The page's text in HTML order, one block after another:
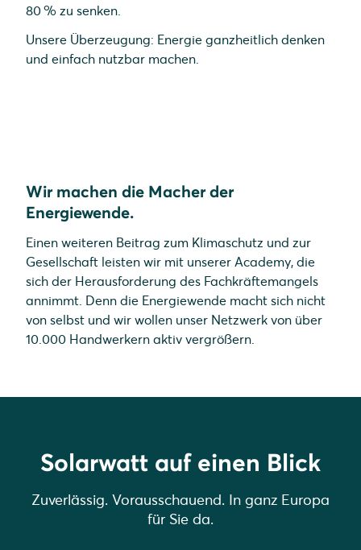
80 % zu senken.
Unsere Überzeugung: Energie ganzheitlich denken
und einfach nutzbar machen.
Wir machen die Macher der
Energiewende.
Einen weiteren Beitrag zum Klimaschutz und zur
Gesellschaft leisten wir mit unserer Academy, die
sich der Herausforderung des Fachkräftemangels
annimmt. Denn die Energiewende macht sich nicht
von selbst und wir wollen unser Netzwerk von über
10.000 Handwerkern aktiv vergrößern.
Solarwatt auf einen Blick
Zuverlässig. Vorausschauend. In ganz Europa
für Sie da.